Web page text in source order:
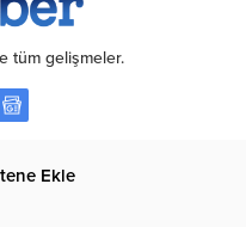
tüm gelişmeler.
Ekle